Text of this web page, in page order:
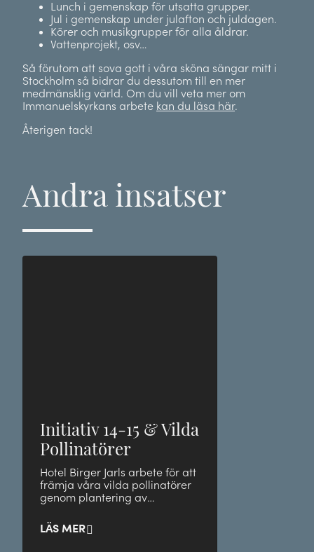
Lunch i gemenskap för utsatta grupper.
Jul i gemenskap under julafton och juldagen.
Körer och musikgrupper för alla åldrar.
Vattenprojekt, osv…
Så förutom att sova gott i våra sköna sängar mitt i
Stockholm så bidrar du dessutom till en mer
medmänsklig värld. Om du vill veta mer om
Immanuelskyrkans arbete kan du läsa här.
Återigen tack!
Andra insatser
Initiativ 14-15 & Vilda
Pollinatörer
Hotel Birger Jarls arbete för att
främja våra vilda pollinatörer
genom plantering av
kryp trivs bäst!
LÄS MER